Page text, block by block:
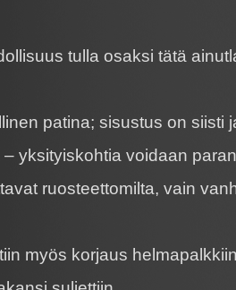
tulla osaksi tätä
patina; sisustus on siisti
– yksityiskohtia voidaan
ruosteettomilta, vain
myös korjaus